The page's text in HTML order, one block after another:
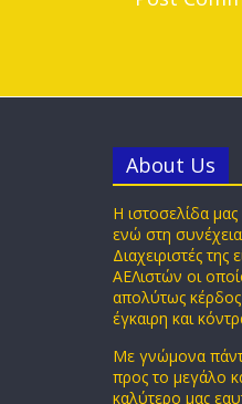
Αbout Us
Η ιστοσελίδα
ενώ στη
Διαχειριστές
ΑΕΛιστών οι
απολύτως
έγκαιρη και
Με γνώμονα
προς το μεγάλο
καλύτερο μας